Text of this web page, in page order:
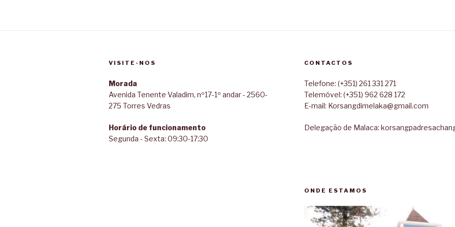
VISITE-NOS
Morada
Avenida Tenente Valadim, nº17-1º andar - 2560-
275 Torres Vedras
Horário de funcionamento
Segunda - Sexta: 09:30-17:30
CONTACTOS
Telefone: (+351) 261 331 271
Telemóvel: (+351) 962 628 172
E-mail: Korsangdimelaka@gmail.com
Delegação de Malaca:
ONDE ESTAMOS